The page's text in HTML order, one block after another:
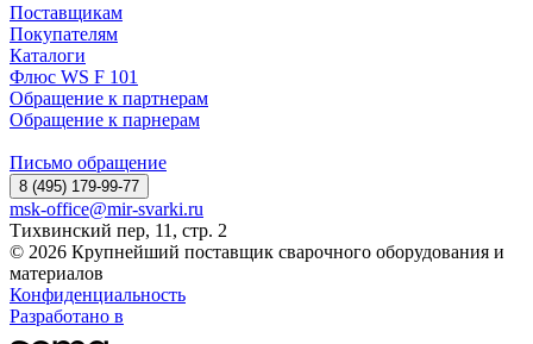
Поставщикам
Покупателям
Каталоги
Флюс WS F 101
Обращение к партнерам
Обращение к парнерам
Письмо обращение
8 (495) 179-99-77
msk-office@mir-svarki.ru
Тихвинский пер, 11, стр. 2
© 2026 Крупнейший поставщик сварочного оборудования и
материалов
Конфиденциальность
Разработано в